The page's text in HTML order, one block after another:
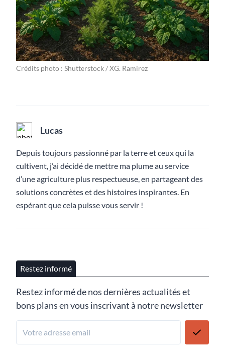
Crédits photo : Shutterstock / XG. Ramirez
Lucas
Depuis toujours passionné par la terre et ceux qui la
cultivent, j’ai décidé de mettre ma plume au service
d’une agriculture plus respectueuse, en partageant des
solutions concrètes et des histoires inspirantes. En
espérant que cela puisse vous servir !
Restez informé
Restez informé de nos dernières actualités et
bons plans en vous inscrivant à notre newsletter